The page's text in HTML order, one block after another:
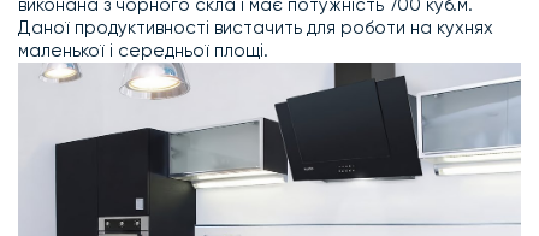
виконана з чорного скла і має потужність 700 куб.м.
Даної продуктивності вистачить для роботи на кухнях
маленької і середньої площі.